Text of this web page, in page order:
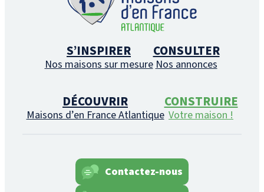
S’INSPIRER
Nos maisons sur mesure
CONSULTER
Nos annonces
DÉCOUVRIR
Maisons d’en France Atlantique
CONSTRUIRE
Votre maison !
Contactez-nous